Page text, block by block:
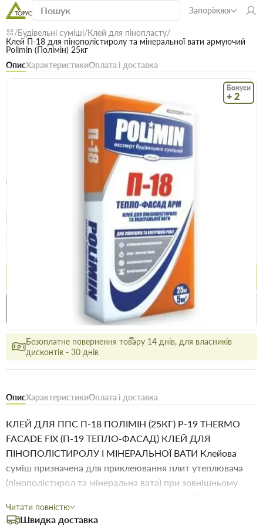
Запоріжжя
Будівельні суміші Клей для пінопласту
Клей П-18 для пінополістиролу та мінеральної вати армуючий
Polimin (Полімін) 25кг
ОписХарактеристикиОплата і доставка
Бонуси
+ 2
Клей П-18 для пінополістиролу та
мінеральної вати армуючий Polimin
(Полімін) 25кг
Безкоштовна доставка! Від 15000 грн єВідновлення
339.5 грн 235.5 грн
Купити
Знайшли
дешевше
Акції
Безоплатне повернення товару 14 днів, для власників
дисконтів - 30 днів
ОписХарактеристикиОплата і доставка
КЛЕЙ ДЛЯ ППС П-18 ПОЛІМІН (25КГ) Р-19 THERMO
FACADE FIX (П-19 ТЕПЛО-ФАСАД) КЛЕЙ ДЛЯ
ПІНОПОЛІСТИРОЛУ І МІНЕРАЛЬНОЇ ВАТИ Клейова
суміш призначена для приклеювання плит утеплювача
(пінополістирол та мінеральна вата) при зовнішньому
фасад". Рекомендована для багатоповерхового та
Читати повністю
Швидка доставка